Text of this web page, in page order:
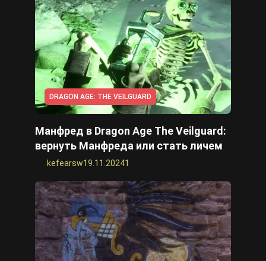
DRAGON AGE: THE VEILGUARD
Манфред в Dragon Age The Veilguard:
вернуть Манфреда или стать личем
kefearsw19.11.20241